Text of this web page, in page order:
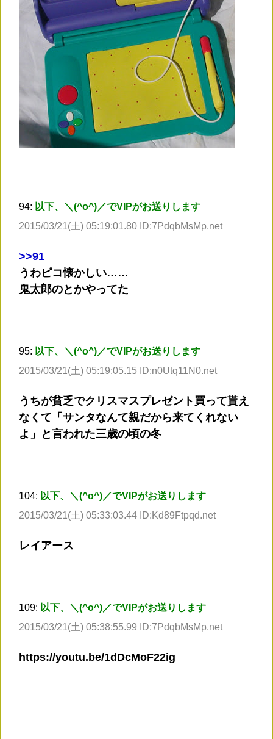
94: 以下、＼(^o^)／でVIPがお送りします
2015/03/21(土) 05:19:01.80 ID:7PdqbMsMp.net
>>91
うわピコ懐かしい……
鬼太郎のとかやってた
95: 以下、＼(^o^)／でVIPがお送りします
2015/03/21(土) 05:19:05.15 ID:n0Utq11N0.net
うちが貧乏でクリスマスプレゼント買って貰え
なくて「サンタなんて親だから来てくれない
よ」と言われた三歳の頃の冬
104: 以下、＼(^o^)／でVIPがお送りします
2015/03/21(土) 05:33:03.44 ID:Kd89Ftpqd.net
レイアース
109: 以下、＼(^o^)／でVIPがお送りします
2015/03/21(土) 05:38:55.99 ID:7PdqbMsMp.net
https://youtu.be/1dDcMoF22ig